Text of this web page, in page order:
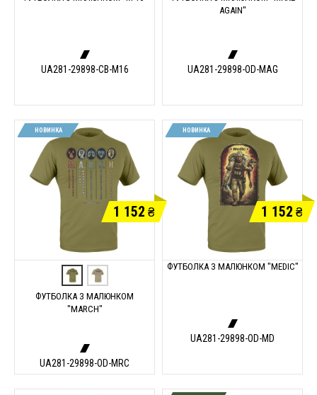
UA281-29898-CB-M16
AGAIN"
UA281-29898-OD-MAG
НОВИНКА
1 152 ₴
ФУТБОЛКА З МАЛЮНКОМ
"MARCH"
UA281-29898-OD-MRC
НОВИНКА
1 152 ₴
ФУТБОЛКА З МАЛЮНКОМ "MEDIC"
UA281-29898-OD-MD